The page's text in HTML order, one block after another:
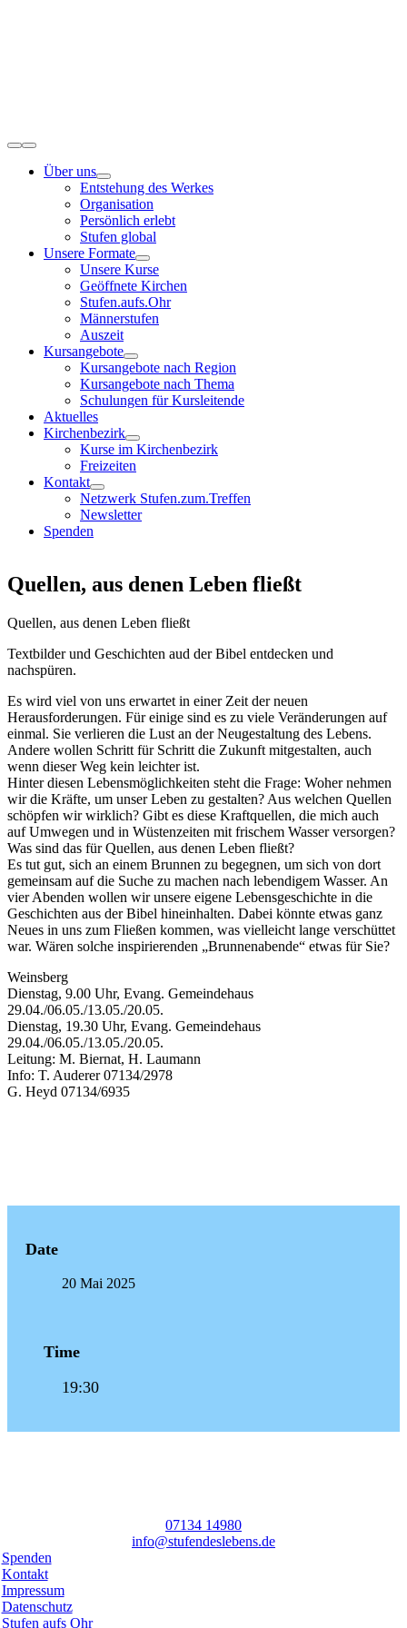
Toggle
NavigationÜber uns
Entstehung des Werkes
Organisation
Persönlich erlebt
Stufen global
Unsere Formate
Unsere Kurse
Geöffnete Kirchen
Stufen.aufs.Ohr
Männerstufen
Auszeit
Kursangebote
Kursangebote nach Region
Kursangebote nach Thema
Schulungen für Kursleitende
Aktuelles
Kirchenbezirk
Kurse im Kirchenbezirk
Freizeiten
Kontakt
Netzwerk Stufen.zum.Treffen
Newsletter
Spenden
Quellen, aus denen Leben fließt
Quellen, aus denen Leben fließt
Textbilder und Geschichten aud der Bibel entdecken und
nachspüren.
Es wird viel von uns erwartet in einer Zeit der neuen
Herausforderungen. Für einige sind es zu viele Veränderungen auf
einmal. Sie verlieren die Lust an der Neugestaltung des Lebens.
Andere wollen Schritt für Schritt die Zukunft mitgestalten, auch
wenn dieser Weg kein leichter ist.
Hinter diesen Lebensmöglichkeiten steht die Frage: Woher nehmen
wir die Kräfte, um unser Leben zu gestalten? Aus welchen Quellen
schöpfen wir wirklich? Gibt es diese Kraftquellen, die mich auch
auf Umwegen und in Wüstenzeiten mit frischem Wasser versorgen?
Was sind das für Quellen, aus denen Leben fließt?
Es tut gut, sich an einem Brunnen zu begegnen, um sich von dort
gemeinsam auf die Suche zu machen nach lebendigem Wasser. An
vier Abenden wollen wir unsere eigene Lebensgeschichte in die
Geschichten aus der Bibel hineinhalten. Dabei könnte etwas ganz
Neues in uns zum Fließen kommen, was vielleicht lange verschüttet
war. Wären solche inspirierenden „Brunnenabende“ etwas für Sie?
Weinsberg
Dienstag, 9.00 Uhr, Evang. Gemeindehaus
29.04./06.05./13.05./20.05.
Dienstag, 19.30 Uhr, Evang. Gemeindehaus
29.04./06.05./13.05./20.05.
Leitung: M. Biernat, H. Laumann
Info: T. Auderer 07134/2978
G. Heyd 07134/6935
Date
20 Mai 2025
Time
19:30
07134 14980
info@stufendeslebens.de
Spenden
Kontakt
Impressum
Datenschutz
Stufen aufs Ohr